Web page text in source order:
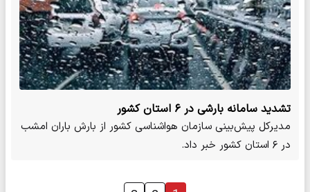
تشدید سامانه بارشی در ۶ استان کشور
مدیرکل پیش‌بینی سازمان هواشناسی کشور از بارش باران امشب
در ۶ استان کشور خبر داد.